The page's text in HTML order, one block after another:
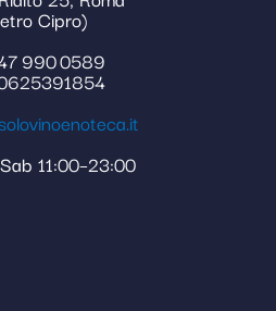
Cipro)
990 0589
11:00–23:00